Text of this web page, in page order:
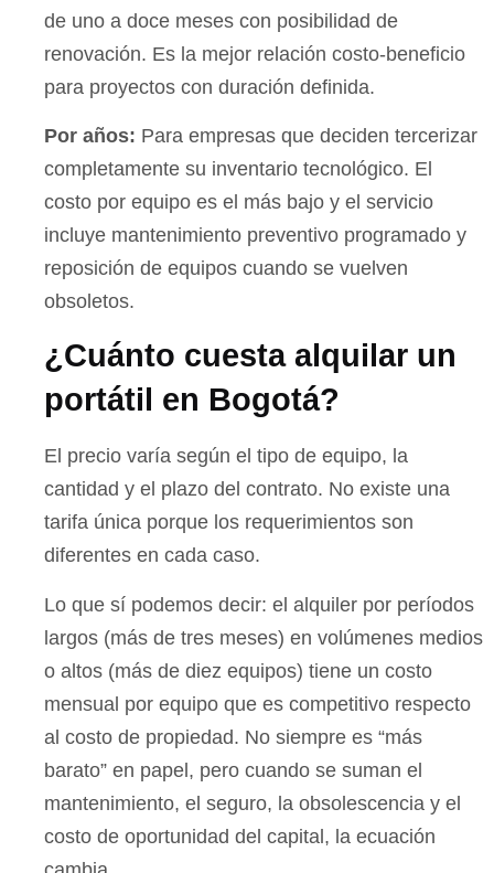
de uno a doce meses con posibilidad de
renovación. Es la mejor relación costo-beneficio
para proyectos con duración definida.
Por años: Para empresas que deciden tercerizar
completamente su inventario tecnológico. El
costo por equipo es el más bajo y el servicio
incluye mantenimiento preventivo programado y
reposición de equipos cuando se vuelven
obsoletos.
¿Cuánto cuesta alquilar un
portátil en Bogotá?
El precio varía según el tipo de equipo, la
cantidad y el plazo del contrato. No existe una
tarifa única porque los requerimientos son
diferentes en cada caso.
Lo que sí podemos decir: el alquiler por períodos
largos (más de tres meses) en volúmenes medios
o altos (más de diez equipos) tiene un costo
mensual por equipo que es competitivo respecto
al costo de propiedad. No siempre es “más
barato” en papel, pero cuando se suman el
mantenimiento, el seguro, la obsolescencia y el
costo de oportunidad del capital, la ecuación